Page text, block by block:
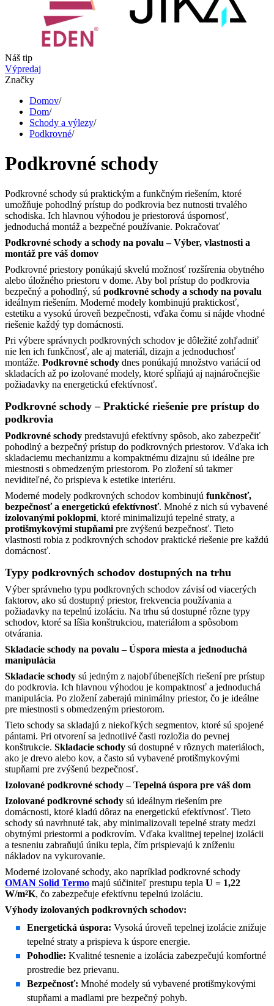
Náš tip
Výpredaj
Značky
Domov/
Dom/
Schody a výlezy/
Podkrovné/
Podkrovné schody
Podkrovné schody sú praktickým a funkčným riešením, ktoré
umožňuje pohodlný prístup do podkrovia bez nutnosti trvalého
schodiska. Ich hlavnou výhodou je priestorová úspornosť,
jednoduchá montáž a bezpečné používanie. Pokračovať
Podkrovné schody a schody na povalu – Výber, vlastnosti a
montáž pre váš domov
Podkrovné priestory ponúkajú skvelú možnosť rozšírenia obytného
alebo úložného priestoru v dome. Aby bol prístup do podkrovia
bezpečný a pohodlný, sú podkrovné schody a schody na povalu
ideálnym riešením. Moderné modely kombinujú praktickosť,
estetiku a vysokú úroveň bezpečnosti, vďaka čomu si nájde vhodné
riešenie každý typ domácnosti.
Pri výbere správnych podkrovných schodov je dôležité zohľadniť
nie len ich funkčnosť, ale aj materiál, dizajn a jednoduchosť
montáže. Podkrovné schody dnes ponúkajú množstvo variácií od
skladacích až po izolované modely, ktoré spĺňajú aj najnáročnejšie
požiadavky na energetickú efektívnosť.
Podkrovné schody – Praktické riešenie pre prístup do
podkrovia
Podkrovné schody predstavujú efektívny spôsob, ako zabezpečiť
pohodlný a bezpečný prístup do podkrovných priestorov. Vďaka ich
skladaciemu mechanizmu a kompaktnému dizajnu sú ideálne pre
miestnosti s obmedzeným priestorom. Po zložení sú takmer
neviditeľné, čo prispieva k estetike interiéru.
Moderné modely podkrovných schodov kombinujú funkčnosť,
bezpečnosť a energetickú efektívnosť. Mnohé z nich sú vybavené
izolovanými poklopmi, ktoré minimalizujú tepelné straty, a
protišmykovými stupňami pre zvýšenú bezpečnosť. Tieto
vlastnosti robia z podkrovných schodov praktické riešenie pre každú
domácnosť.
Typy podkrovných schodov dostupných na trhu
Výber správneho typu podkrovných schodov závisí od viacerých
faktorov, ako sú dostupný priestor, frekvencia používania a
požiadavky na tepelnú izoláciu. Na trhu sú dostupné rôzne typy
schodov, ktoré sa líšia konštrukciou, materiálom a spôsobom
otvárania.
Skladacie schody na povalu – Úspora miesta a jednoduchá
manipulácia
Skladacie schody sú jedným z najobľúbenejších riešení pre prístup
do podkrovia. Ich hlavnou výhodou je kompaktnosť a jednoduchá
manipulácia. Po zložení zaberajú minimálny priestor, čo je ideálne
pre miestnosti s obmedzeným priestorom.
Tieto schody sa skladajú z niekoľkých segmentov, ktoré sú spojené
pántami. Pri otvorení sa jednotlivé časti rozložia do pevnej
konštrukcie. Skladacie schody sú dostupné v rôznych materiáloch,
ako je drevo alebo kov, a často sú vybavené protišmykovými
stupňami pre zvýšenú bezpečnosť.
Izolované podkrovné schody – Tepelná úspora pre váš dom
Izolované podkrovné schody sú ideálnym riešením pre
domácnosti, ktoré kladú dôraz na energetickú efektívnosť. Tieto
schody sú navrhnuté tak, aby minimalizovali tepelné straty medzi
obytnými priestormi a podkrovím. Vďaka kvalitnej tepelnej izolácii
a tesneniu zabraňujú úniku tepla, čím prispievajú k zníženiu
nákladov na vykurovanie.
Moderné izolované schody, ako napríklad podkrovné schody
OMAN Solid Termo majú súčiniteľ prestupu tepla U = 1,22
W/m²K, čo zabezpečuje efektívnu tepelnú izoláciu.
Výhody izolovaných podkrovných schodov:
Energetická úspora: Vysoká úroveň tepelnej izolácie znižuje
tepelné straty a prispieva k úspore energie.
Pohodlie: Kvalitné tesnenie a izolácia zabezpečujú komfortné
prostredie bez prievanu.
Bezpečnosť: Mnohé modely sú vybavené protišmykovými
stupňami a madlami pre bezpečný pohyb.